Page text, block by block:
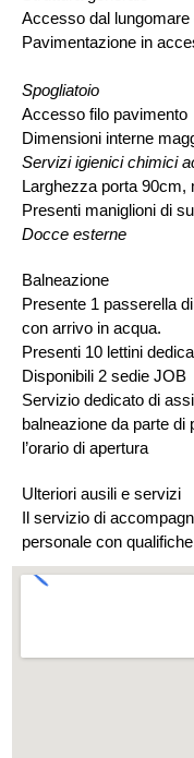
Accesso dal
Pavimentazione in
Spogliatoio
Accesso filo pavimento
Dimensioni interne
Servizi igienici chimici
Larghezza porta 90cm,
Presenti maniglioni di
Docce esterne
Balneazione
Presente 1 passerella
con arrivo in acqua.
Presenti 10 lettini
Disponibili 2 sedie JOB
Servizio dedicato di
balneazione da parte di
l’orario di apertura
Ulteriori ausili e servizi
Il servizio di
personale con